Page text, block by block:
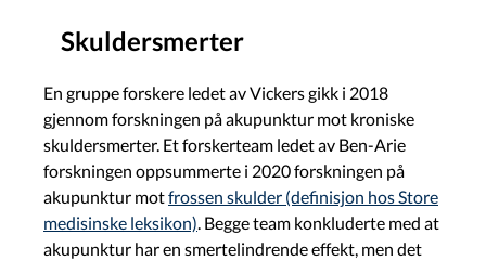
Skuldersmerter
En gruppe forskere ledet av Vickers gikk i 2018
gjennom forskningen på akupunktur mot kroniske
skuldersmerter. Et forskerteam ledet av Ben-Arie
forskningen oppsummerte i 2020 forskningen på
akupunktur motfrossen skulder (definisjon hos Store
medisinske leksikon) . Begge team konkluderte med at
akupunktur har en smertelindrende effekt, men det